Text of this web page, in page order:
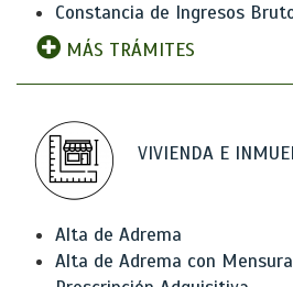
Constancia de Ingresos
MÁS TRÁMITES
VIVIENDA E
Alta de Adrema
Alta de Adrema con